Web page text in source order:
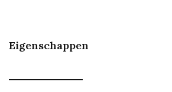
Eigenschappen